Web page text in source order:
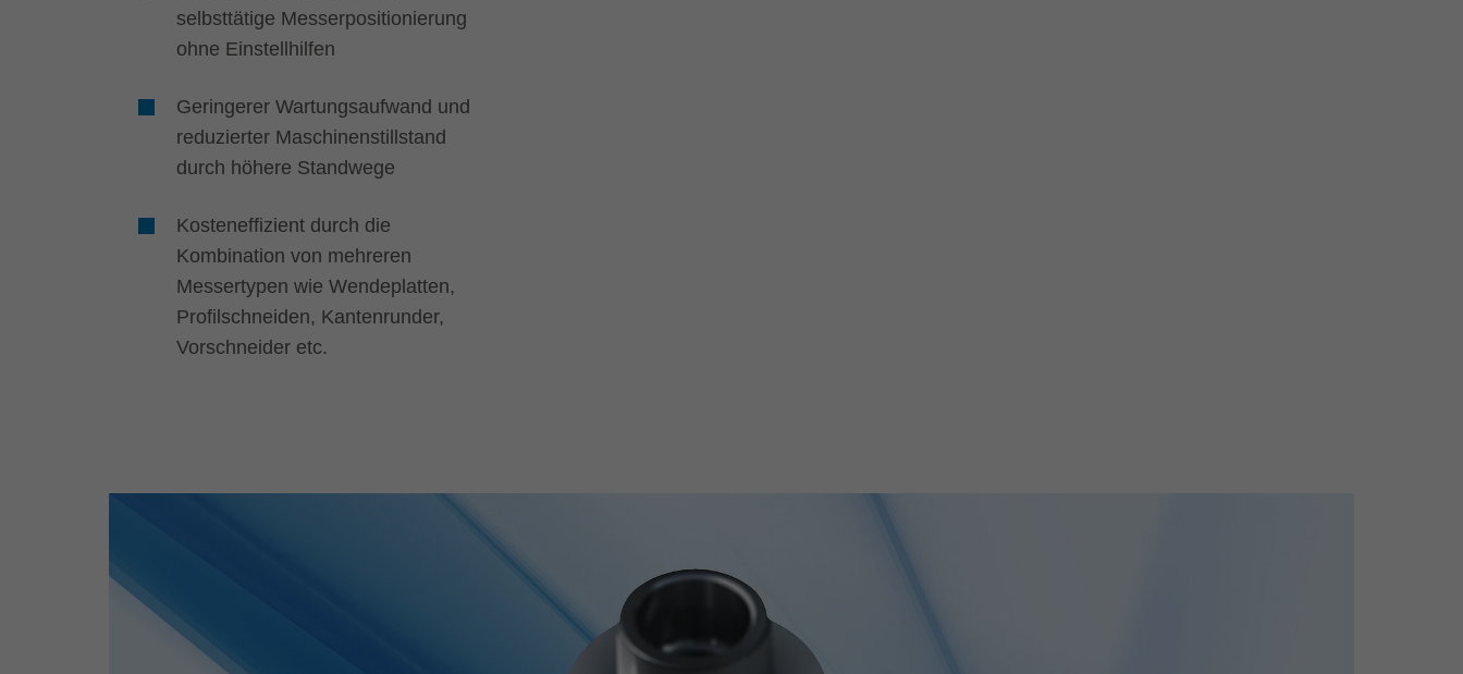
selbsttätige Messerpositionierung
ohne Einstellhilfen
Geringerer Wartungsaufwand und
reduzierter Maschinenstillstand
durch höhere Standwege
Kosteneffizient durch die
Kombination von mehreren
Messertypen wie Wendeplatten,
Profilschneiden, Kantenrunder,
Vorschneider etc.